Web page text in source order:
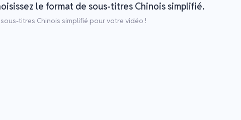
le format de sous-titres Chinois simplifié.
titres Chinois simplifié pour votre vidéo !